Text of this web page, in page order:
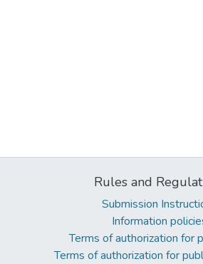
Rules and
Submission
Information
Terms of authorization for
Terms of authorization for